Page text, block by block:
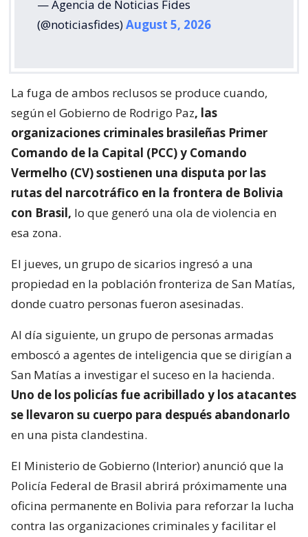
— Agencia de Noticias Fides
(@noticiasfides)August 5, 2026
La fuga de ambos reclusos se produce cuando,
según el Gobierno de Rodrigo Paz, las
organizaciones criminales brasileñas Primer
Comando de la Capital (PCC) y Comando
Vermelho (CV) sostienen una disputa por las
rutas del narcotráfico en la frontera de Bolivia
con Brasil, lo que generó una ola de violencia en
esa zona.
El jueves, un grupo de sicarios ingresó a una
propiedad en la población fronteriza de San Matías,
donde cuatro personas fueron asesinadas.
Al día siguiente, un grupo de personas armadas
emboscó a agentes de inteligencia que se dirigían a
San Matías a investigar el suceso en la hacienda.
Uno de los policías fue acribillado y los atacantes
se llevaron su cuerpo para después abandonarlo
en una pista clandestina.
El Ministerio de Gobierno (Interior) anunció que la
Policía Federal de Brasil abrirá próximamente una
oficina permanente en Bolivia para reforzar la lucha
contra las organizaciones criminales y facilitar el